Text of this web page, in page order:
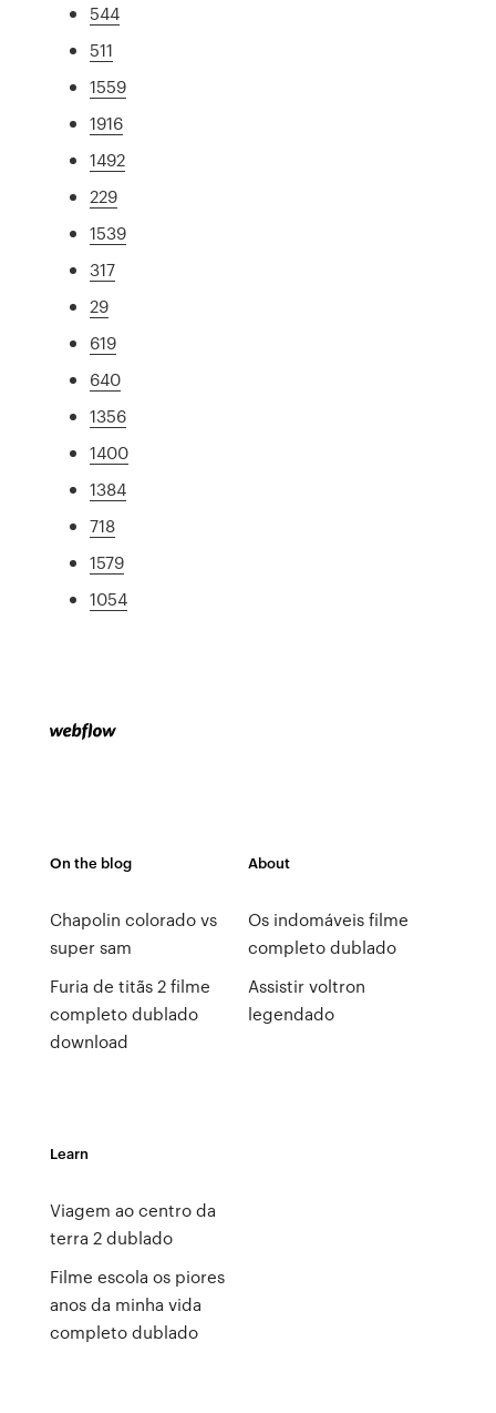
544
511
1559
1916
1492
229
1539
317
29
619
640
1356
1400
1384
718
1579
1054
On the blog
Chapolin colorado vs
super sam
Furia de titãs 2 filme
completo dublado
download
About
Os indomáveis filme
completo dublado
Assistir voltron
legendado
Learn
Viagem ao centro da
terra 2 dublado
Filme escola os piores
anos da minha vida
completo dublado